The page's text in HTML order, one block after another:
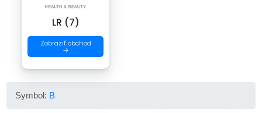
LR (7)
Zobraziť obchod
→
Symbol: B